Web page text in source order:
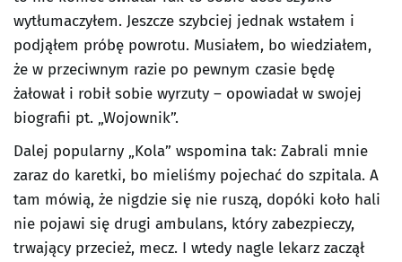
wytłumaczyłem. Jeszcze szybciej jednak wstałem i
podjąłem próbę powrotu. Musiałem, bo wiedziałem,
że w przeciwnym razie po pewnym czasie będę
żałował i robił sobie wyrzuty – opowiadał w swojej
biografii pt. „Wojownik”.
Dalej popularny „Kola” wspomina tak: Zabrali mnie
zaraz do karetki, bo mieliśmy pojechać do szpitala. A
tam mówią, że nigdzie się nie ruszą, dopóki koło hali
nie pojawi się drugi ambulans, który zabezpieczy,
trwający przecież, mecz. I wtedy nagle lekarz zaczął